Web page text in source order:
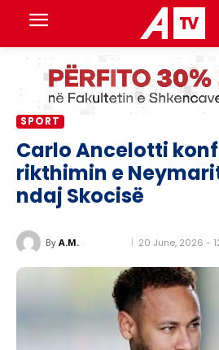
SPORT
Carlo Ancelotti
rikthimin e
ndaj Skocisë
By A.M. 20 June, 2026 -